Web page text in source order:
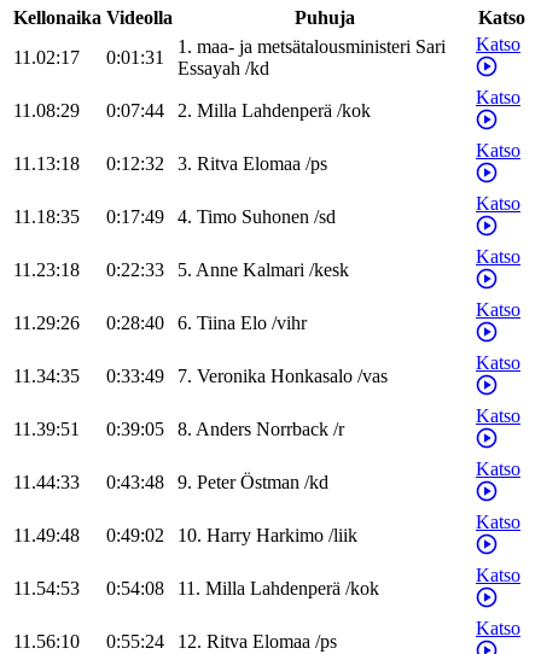
Kellonaika Videolla Puhuja
Katso
11.02:17
0:01:31
1. maa- ja metsätalousministeri Sari
Essayah /kd
Katso
11.08:29 0:07:44 2. Milla Lahdenperä /kok
Katso
11.13:18 0:12:32 3. Ritva Elomaa /ps
Katso
11.18:35 0:17:49 4. Timo Suhonen /sd
Katso
11.23:18 0:22:33 5. Anne Kalmari /kesk
Katso
11.29:26 0:28:40 6. Tiina Elo /vihr
Katso
11.34:35 0:33:49 7. Veronika Honkasalo /vas
Katso
11.39:51 0:39:05 8. Anders Norrback /r
Katso
11.44:33 0:43:48 9. Peter Östman /kd
Katso
11.49:48 0:49:02 10. Harry Harkimo /liik
Katso
11.54:53 0:54:08 11. Milla Lahdenperä /kok
Katso
11.56:10 0:55:24 12. Ritva Elomaa /ps
Katso